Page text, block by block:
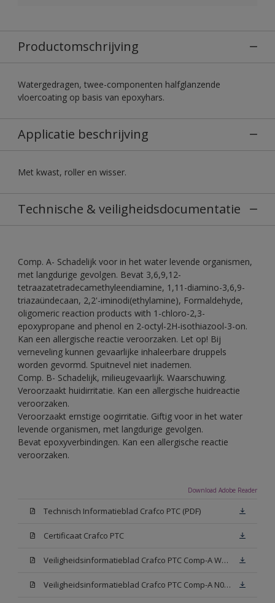
Productomschrijving
Watergedragen, twee-componenten halfglanzende
vloercoating op basis van epoxyhars.
Applicatie beschrijving
Met kwast, roller en wisser.
Technische & veiligheidsdocumentatie
Comp. A- Schadelijk voor in het water levende organismen,
met langdurige gevolgen. Bevat 3,6,9,12-
tetraazatetradecamethyleendiamine, 1,11-diamino-3,6,9-
triazaündecaan, 2,2'-iminodi(ethylamine), Formaldehyde,
oligomeric reaction products with 1-chloro-2,3-
epoxypropane and phenol en 2-octyl-2H-isothiazool-3-on.
Kan een allergische reactie veroorzaken. Let op! Bij
verneveling kunnen gevaarlijke inhaleerbare druppels
worden gevormd. Spuitnevel niet inademen.
Comp. B- Schadelijk, milieugevaarlijk. Waarschuwing.
Veroorzaakt huidirritatie. Kan een allergische huidreactie
veroorzaken.
Veroorzaakt ernstige oogirritatie. Giftig voor in het water
levende organismen, met langdurige gevolgen.
Bevat epoxyverbindingen. Kan een allergische reactie
veroorzaken.
Download Adobe Reader
Technisch Informatieblad Crafco PTC (PDF)
Certificaat Crafco PTC
Veiligheidsinformatieblad Crafco PTC Comp-A W05 (MSDS)
Veiligheidsinformatieblad Crafco PTC Comp-A N00 (MSDS)